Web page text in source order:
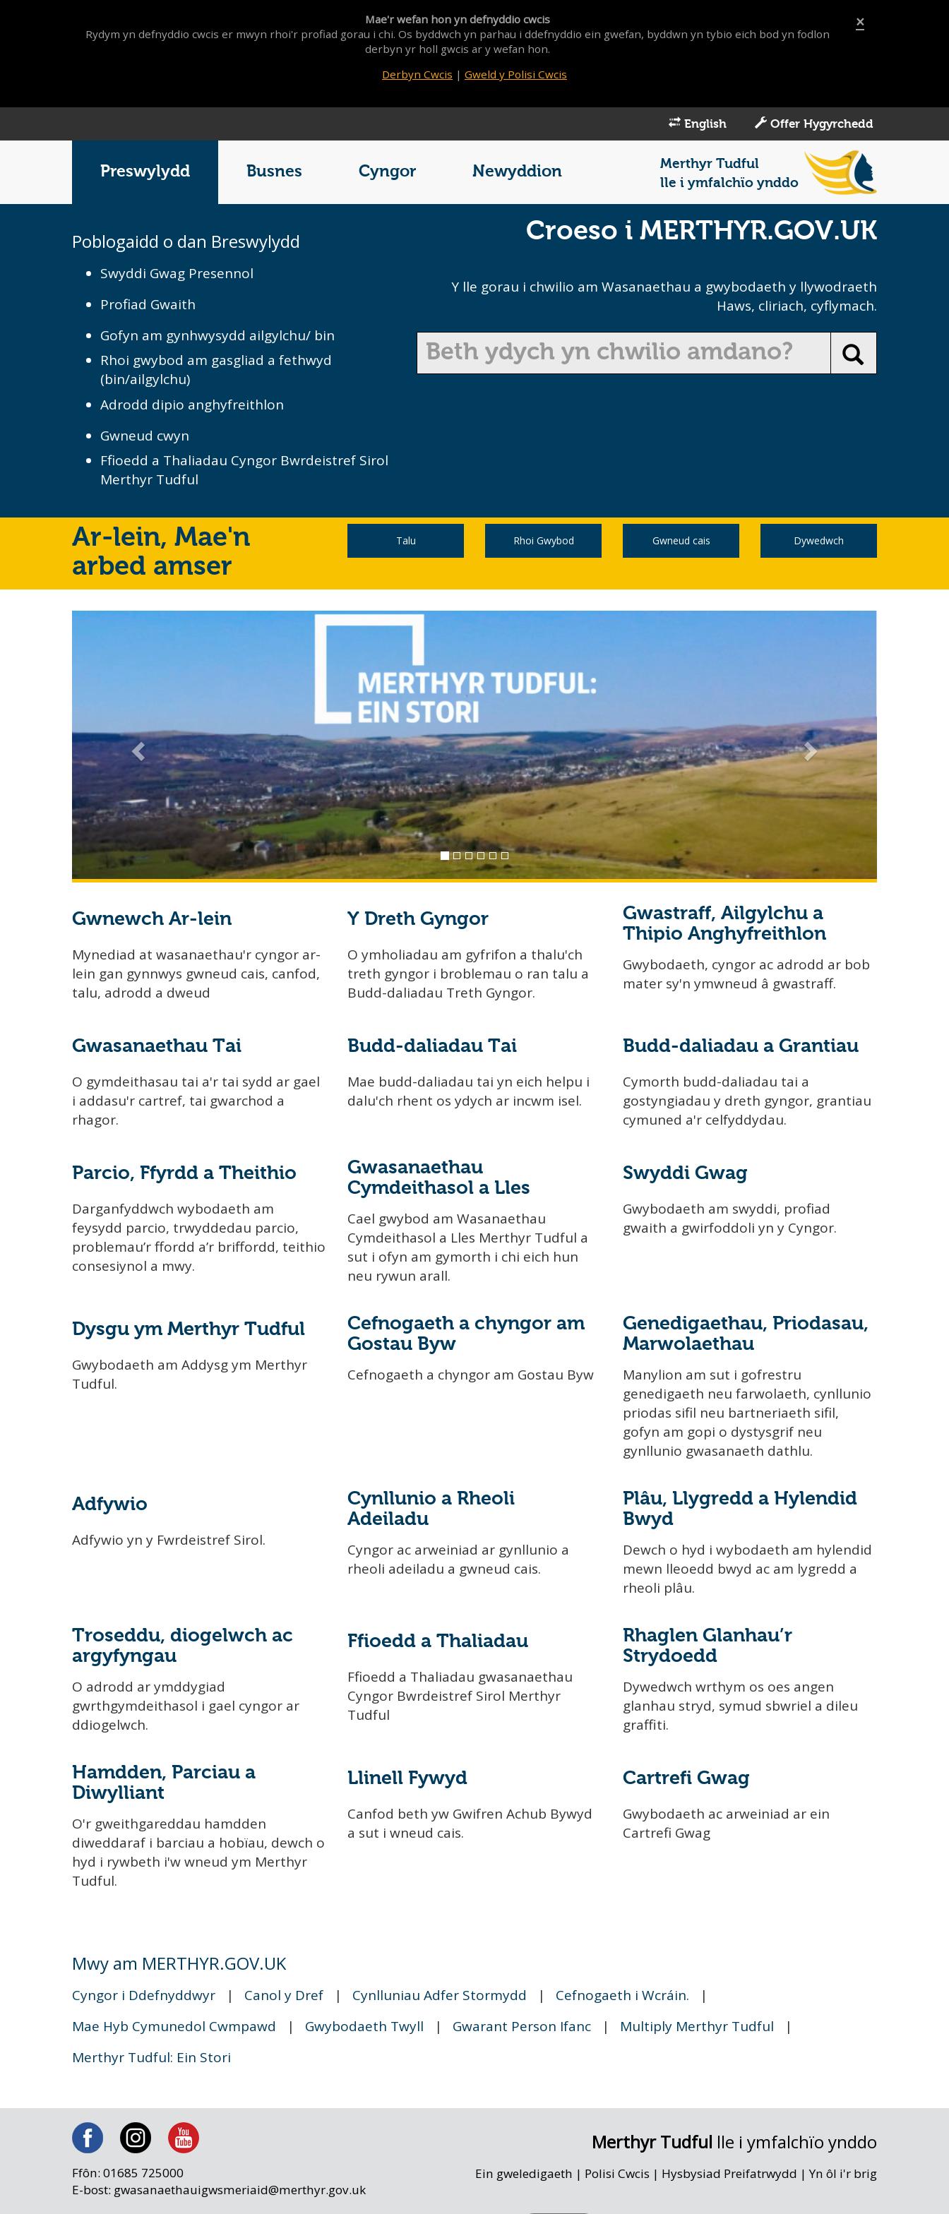
×
Mae'r wefan hon yn defnyddio cwcis
Rydym yn defnyddio cwcis er mwyn rhoi'r profiad gorau i chi. Os byddwch yn parhau i ddefnyddio ein gwefan, byddwn yn tybio eich bod yn fodlon
derbyn yr holl gwcis ar y wefan hon.
Derbyn Cwcis | Gweld y Polisi Cwcis
English Offer Hygyrchedd
Preswylydd Busnes Cyngor Newyddion
Merthyr Tudful
lle i ymfalchïo ynddo
Croeso i MERTHYR.GOV.UK
Y lle gorau i chwilio am Wasanaethau a gwybodaeth y llywodraeth
Haws, cliriach, cyflymach.
Poblogaidd o dan Breswylydd
Swyddi Gwag Presennol
Profiad Gwaith
Gofyn am gynhwysydd ailgylchu/ bin
Rhoi gwybod am gasgliad a fethwyd
(bin/ailgylchu)
Adrodd dipio anghyfreithlon
Gwneud cwyn
Ffioedd a Thaliadau Cyngor Bwrdeistref Sirol
Merthyr Tudful
Ar-lein, Mae'n
arbed amser
Talu Rhoi Gwybod Gwneud cais Dywedwch
Ymunwch â'n Panel Dinasyddion - Eich
Merthyr, Eich Llais!
Gwnewch Ar-lein
Mynediad at wasanaethau'r cyngor ar-
lein gan gynnwys gwneud cais, canfod,
talu, adrodd a dweud
Y Dreth Gyngor
O ymholiadau am gyfrifon a thalu'ch
treth gyngor i broblemau o ran talu a
Budd-daliadau Treth Gyngor.
Gwastraff, Ailgylchu a
Thipio Anghyfreithlon
Gwybodaeth, cyngor ac adrodd ar bob
mater sy'n ymwneud â gwastraff.
Gwasanaethau Tai
O gymdeithasau tai a'r tai sydd ar gael
i addasu'r cartref, tai gwarchod a
rhagor.
Budd-daliadau Tai
Mae budd-daliadau tai yn eich helpu i
dalu'ch rhent os ydych ar incwm isel.
Budd-daliadau a Grantiau
Cymorth budd-daliadau tai a
gostyngiadau y dreth gyngor, grantiau
cymuned a'r celfyddydau.
Parcio, Ffyrdd a Theithio
Darganfyddwch wybodaeth am
feysydd parcio, trwyddedau parcio,
problemau’r ffordd a’r briffordd, teithio
consesiynol a mwy.
Gwasanaethau
Cymdeithasol a Lles
Cael gwybod am Wasanaethau
Cymdeithasol a Lles Merthyr Tudful a
sut i ofyn am gymorth i chi eich hun
neu rywun arall.
Swyddi Gwag
Gwybodaeth am swyddi, profiad
gwaith a gwirfoddoli yn y Cyngor.
Dysgu ym Merthyr Tudful
Gwybodaeth am Addysg ym Merthyr
Tudful.
Cefnogaeth a chyngor am
Gostau Byw
Cefnogaeth a chyngor am Gostau Byw
Genedigaethau, Priodasau,
Marwolaethau
Manylion am sut i gofrestru
genedigaeth neu farwolaeth, cynllunio
priodas sifil neu bartneriaeth sifil,
gofyn am gopi o dystysgrif neu
gynllunio gwasanaeth dathlu.
Adfywio
Adfywio yn y Fwrdeistref Sirol.
Cynllunio a Rheoli
Adeiladu
Cyngor ac arweiniad ar gynllunio a
rheoli adeiladu a gwneud cais.
Plâu, Llygredd a Hylendid
Bwyd
Dewch o hyd i wybodaeth am hylendid
mewn lleoedd bwyd ac am lygredd a
rheoli plâu.
Troseddu, diogelwch ac
argyfyngau
O adrodd ar ymddygiad
gwrthgymdeithasol i gael cyngor ar
ddiogelwch.
Ffioedd a Thaliadau
Ffioedd a Thaliadau gwasanaethau
Cyngor Bwrdeistref Sirol Merthyr
Tudful
Rhaglen Glanhau’r
Strydoedd
Dywedwch wrthym os oes angen
glanhau stryd, symud sbwriel a dileu
graffiti.
Hamdden, Parciau a
Diwylliant
O'r gweithgareddau hamdden
diweddaraf i barciau a hobïau, dewch o
hyd i rywbeth i'w wneud ym Merthyr
Tudful.
Llinell Fywyd
Canfod beth yw Gwifren Achub Bywyd
a sut i wneud cais.
Cartrefi Gwag
Gwybodaeth ac arweiniad ar ein
Cartrefi Gwag
Mwy am MERTHYR.GOV.UK
Cyngor i Ddefnyddwyr | Canol y Dref | Cynlluniau Adfer Stormydd | Cefnogaeth i Wcráin.
|
Mae Hyb Cymunedol Cwmpawd
| Gwybodaeth Twyll | Gwarant Person Ifanc | Multiply Merthyr Tudful
|
Merthyr Tudful: Ein Stori
Ffôn: 01685 725000
E-bost: gwasanaethauigwsmeriaid@merthyr.gov.uk
Merthyr Tudful lle i ymfalchïo ynddo
Ein gweledigaeth | Polisi Cwcis | Hysbysiad Preifatrwydd | Yn ôl i'r brig